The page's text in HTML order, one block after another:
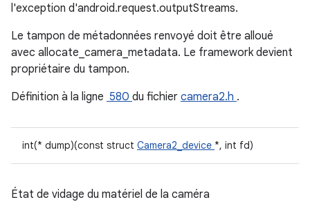
l'exception d'android.request.outputStreams.
Le tampon de métadonnées renvoyé doit être alloué
avec allocate_camera_metadata. Le framework devient
propriétaire du tampon.
Définition à la ligne 580 du fichier camera2.h .
int(* dump)(const struct Camera2_device *, int fd)
État de vidage du matériel de la caméra